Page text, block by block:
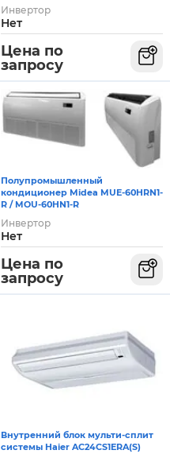
Инвертор
Нет
Цена по
запросу
Полупромышленный
кондиционер Midea MUE-60HRN1-
R / MOU-60HN1-R
Инвертор
Нет
Цена по
запросу
Внутренний блок мульти-сплит
системы Haier AC24CS1ERA(S)